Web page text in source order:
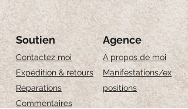
Support: crochet en argent 925/plaqué or.
Signification symbolique : l'améthyste est un
symbole de calme, d'équilibre et de
spiritualité.
Soutien
Contactez moi
Expédition & retours
Réparations
Commentaires
Agence
A propos de moi
Manifestations/ex
positions